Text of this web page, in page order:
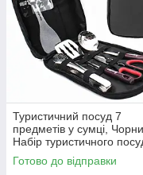
Туристичний посуд 7
предметів у сумці,
Набір туристичного
Кухонне приладдя для
кемпінгу
Готово до відправки